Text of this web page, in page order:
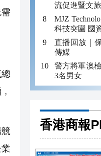
流促進暨文
MJZ
科技突圍 國
直播回放｜
傳媒
警方將軍澳
3名男女
香港商報